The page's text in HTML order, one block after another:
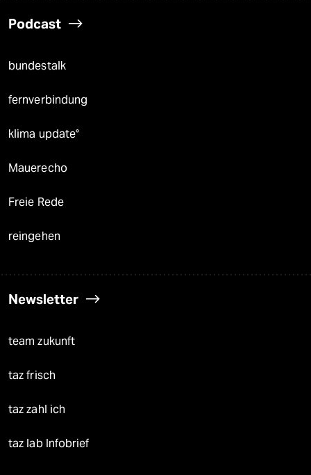
Podcast
bundestalk
fernverbindung
klima update°
Mauerecho
Freie Rede
reingehen
Newsletter
team zukunft
taz frisch
taz zahl ich
taz lab Infobrief